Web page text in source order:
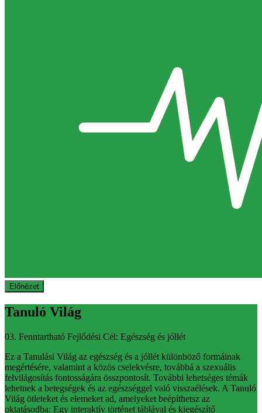
Előnézet
Tanuló Világ
03. Fenntartható Fejlődési Cél: Egészség és jóllét
Ez a Tanulási Világ az egészség és a jóllét különböző formáinak
megértésére, valamint a közös cselekvésre, továbbá a szexuális
felvilágosítás fontosságára összpontosít. További lehetséges témák
lehetnek a betegségek és az egészséggel való visszaélések. A Tanuló
Világ ötleteket és elemeket ad, amelyeket beépíthetsz az
oktatásodba: Egy interaktív történet táblával és kiegészítő